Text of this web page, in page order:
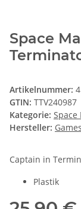
Space
Artikelnummer:
GTIN: TTV240987
Kategorie: Space
Hersteller:
Captain in
Plastik